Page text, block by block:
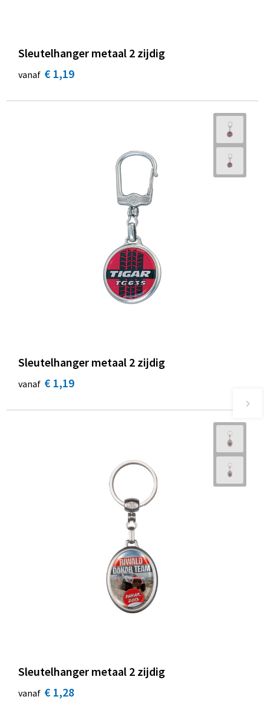
Sleutelhanger metaal 2 zijdig
vanaf € 1,19
Sleutelhanger metaal 2 zijdig
vanaf € 1,19
Sleutelhanger metaal 2 zijdig
vanaf € 1,28